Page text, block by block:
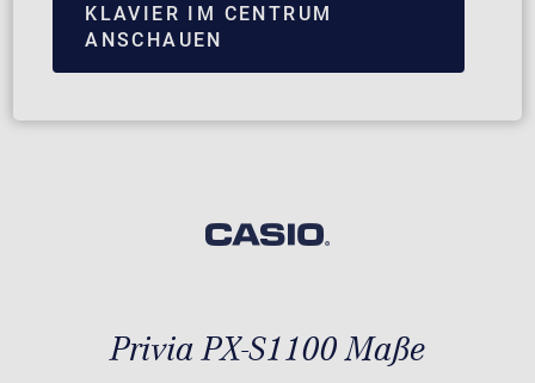
KLAVIER IM CENTRUM
ANSCHAUEN
Privia PX-S1100 Maße